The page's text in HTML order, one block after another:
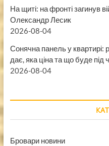
На щиті: на фронті загинув
Олександр Лесик
2026-08-04
Сонячна панель у квартирі:
дає, яка ціна та що буде під
2026-08-04
Бровари новини